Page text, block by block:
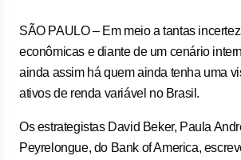
SÃO PAULO – Em meio a tantas
econômicas e diante de um cenário
ainda assim há quem ainda tenha uma
ativos de renda variável no Brasil.
Os estrategistas David Beker, Paula
Peyrelongue, do Bank of America,